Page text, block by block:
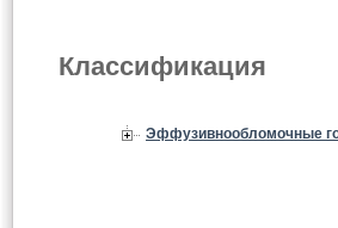
Классификация
Эффузивнообломочные